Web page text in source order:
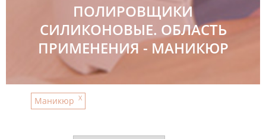
СТОИМОСТЬ
БРЕНД
ПОЛИРОВЩИКИ
СИЛИКОНОВЫЕ. ОБЛАСТЬ
ПРИМЕНЕНИЯ - МАНИКЮР
Маникюр X